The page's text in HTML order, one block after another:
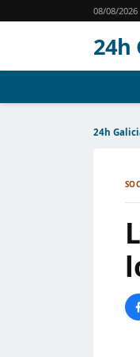
08/08/2026
24h
24h